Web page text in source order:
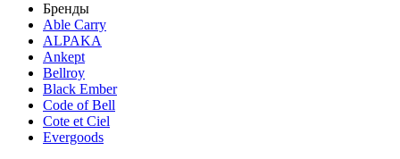
Бренды
Able Carry
ALPAKA
Ankept
Bellroy
Black Ember
Code of Bell
Cote et Ciel
Evergoods